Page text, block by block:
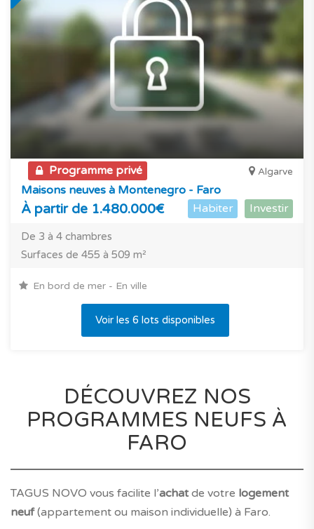
Programme privé Algarve
Maisons neuves à Montenegro - Faro
À partir de 1.480.000€ Habiter Investir
De 3 à 4 chambres
Surfaces de 455 à 509 m²
En bord de mer - En ville
Voir les 6 lots disponibles
DÉCOUVREZ NOS
PROGRAMMES NEUFS À
FARO
TAGUS NOVO vous facilite l’achatde votre logement
neuf(appartement ou maison individuelle) à Faro.